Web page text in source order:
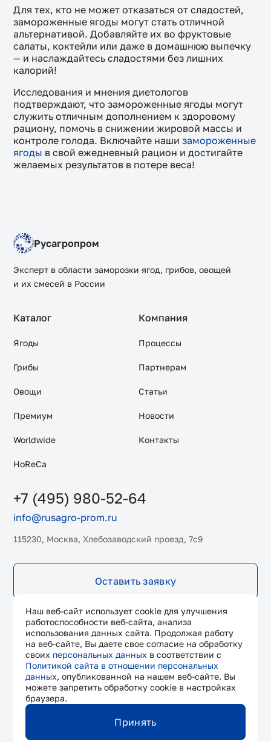
Для тех, кто не может отказаться от сладостей,
замороженные ягоды могут стать отличной
альтернативой. Добавляйте их во фруктовые
салаты, коктейли или даже в домашнюю выпечку
— и наслаждайтесь сладостями без лишних
калорий!
Исследования и мнения диетологов
подтверждают, что замороженные ягоды могут
служить отличным дополнением к здоровому
рациону, помочь в снижении жировой массы и
контроле голода. Включайте наши замороженные
ягоды в свой ежедневный рацион и достигайте
желаемых результатов в потере веса!
Русагропром
Эксперт в области заморозки ягод, грибов, овощей
и их смесей в России
Каталог
Ягоды
Грибы
Овощи
Премиум
Worldwide
HoReCa
Компания
Процессы
Партнерам
Статьи
Новости
Контакты
+7 (495) 980-52-64
info@rusagro-prom.ru
115230, Москва, Хлебозаводский проезд, 7с9
Оставить заявку
© 2026 Все права защищены. ООО «Русагропром»
Политика конфиденциальности
Согласие на обработку персональных данных
Сделано в
Наш веб-сайт использует cookie для улучшения
работоспособности веб-сайта, анализа
использования данных сайта. Продолжая работу
на веб-сайте, Вы даете свое согласие на обработку
своих персональных данных в соответствии с
Политикой сайта в отношении персональных
данных, опубликованной на нашем веб-сайте. Вы
можете запретить обработку cookie в настройках
браузера.
Принять